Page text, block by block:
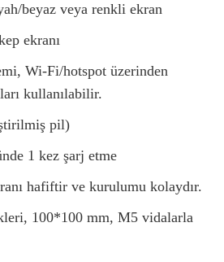
beyaz veya renkli ekran
ekranı
Wi-Fi/hotspot üzerinden
kullanılabilir.
pil)
1 kez şarj etme
hafiftir ve kurulumu kolaydır.
100*100 mm, M5 vidalarla